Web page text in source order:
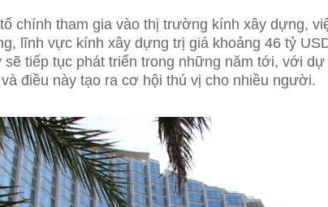
chính tham gia vào thị trường kính xây dựng,
lĩnh vực kính xây dựng trị giá khoảng 46 tỷ
tiếp tục phát triển trong những năm tới, với
điều này tạo ra cơ hội thú vị cho nhiều người.